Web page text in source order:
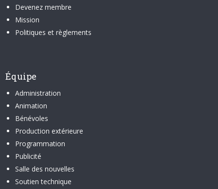
Devenez membre
Mission
Politiques et règlements
Équipe
Administration
Animation
Bénévoles
Production extérieure
Programmation
Publicité
Salle des nouvelles
Soutien technique